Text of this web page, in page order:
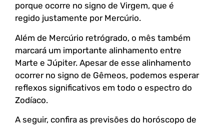
porque ocorre no signo de Virgem, que é
regido justamente por Mercúrio.
Além de Mercúrio retrógrado, o mês também
marcará um importante alinhamento entre
Marte e Júpiter. Apesar de esse alinhamento
ocorrer no signo de Gêmeos, podemos esperar
reflexos significativos em todo o espectro do
Zodíaco.
A seguir, confira as previsões do horóscopo de